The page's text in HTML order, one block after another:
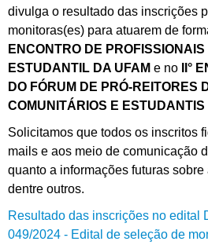
divulga o resultado das inscrições
monitoras(es) para atuarem de
ENCONTRO DE
ESTUDANTIL DA UFAM e no II°
DO FÓRUM DE PRÓ-REITORES
COMUNITÁRIOS E
Solicitamos que todos os inscritos
mails e aos meio de comunicação
quanto a informações futuras
dentre outros.
Resultado das inscrições no edital
049/2024 - Edital de seleção de